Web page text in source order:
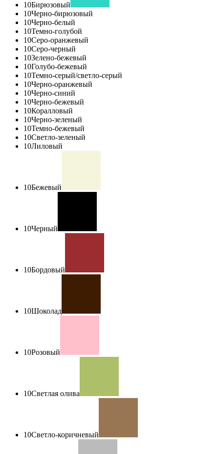
10Бирюзовый
10Черно-бирюзовый
10Черно-белый
10Темно-голубой
10Серо-оранжевый
10Серо-черный
10Зелено-бежевый
10Голубо-бежевый
10Темно-серый/светло-серый
10Черно-оранжевый
10Черно-синий
10Черно-бежевый
10Коралловый
10Черно-зеленый
10Темно-бежевый
10Светло-зеленый
10Лиловый
10Бежевый
10Черный
10Бордовый
10Шоколад
10Розовый
10Светлая олива
10Светло-коричневый